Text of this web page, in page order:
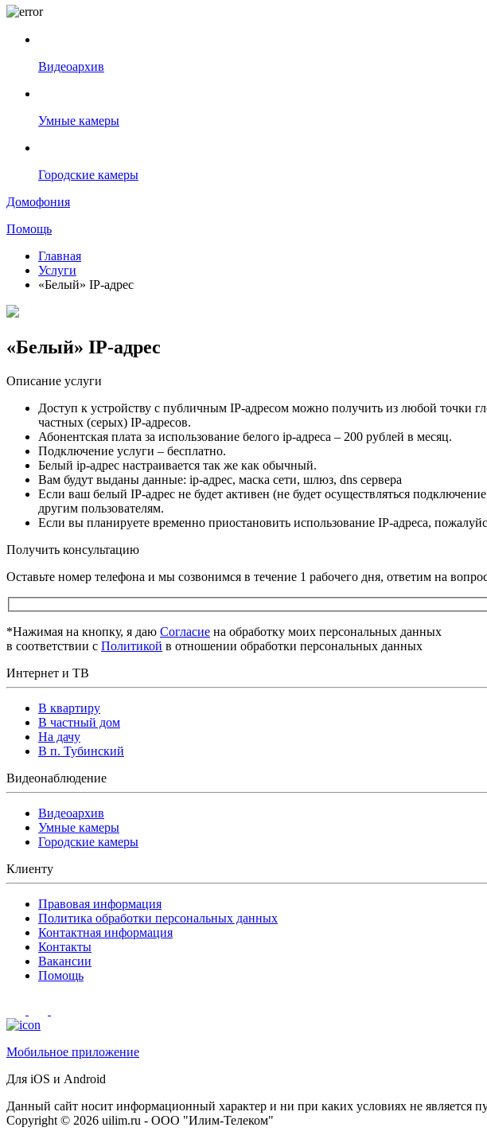
Видеоархив
Умные камеры
Городские камеры
Домофония
Помощь
Главная
Услуги
«Белый» IP-адрес
«Белый» IP-адрес
Описание услуги
Доступ к устройству с публичным IP-адресом можно получить из любой точки
частных (серых) IP-адресов.
Абонентская плата за использование белого ip-адреса – 200 рублей в месяц.
Подключение услуги – бесплатно.
Белый ip-адрес настраивается так же как обычный.
Вам будут выданы данные: ip-адрес, маска сети, шлюз, dns сервера
Если ваш белый IP-адрес не будет активен (не будет осуществляться
другим пользователям.
Если вы планируете временно приостановить использование IP-адреса,
Получить консультацию
Оставьте номер телефона и мы созвонимся в течение 1 рабочего дня, ответим на
*Нажимая на кнопку, я даю Cогласие на обработку моих персональных данных
в соответствии с Политикой в отношении обработки персональных данных
Интернет и ТВ
В квартиру
В частный дом
На дачу
В п. Тубинский
Видеонаблюдение
Видеоархив
Умные камеры
Городские камеры
Клиенту
Правовая информация
Политика обработки персональных данных
Контактная информация
Контакты
Вакансии
Помощь
Мобильное приложение
Для iOS и Android
Данный сайт носит информационный характер и ни при каких условиях не является
Сopyright © 2026 uilim.ru - ООО "Илим-Телеком"